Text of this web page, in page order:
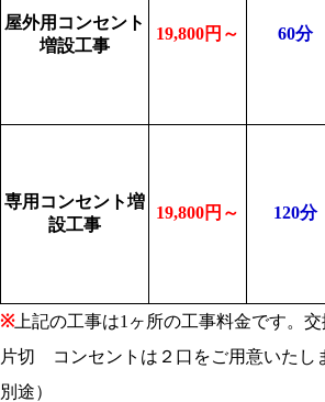
屋外用コンセント
増設工事
19,800円～ 60分
専用コンセント増
設工事
19,800円～ 120分
※上記の工事は1ヶ所の工事料金です。
片切 コンセントは２口をご用意いたし
別途）